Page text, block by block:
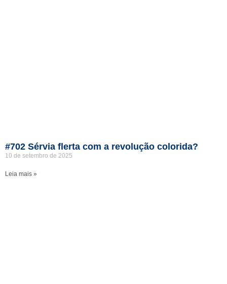
#702 Sérvia flerta com a revolução colorida?
10 de setembro de 2025
Leia mais »